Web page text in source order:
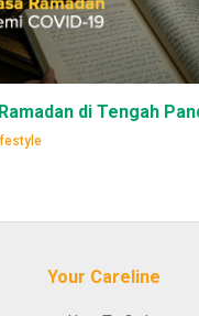
di Tengah
Your Careline